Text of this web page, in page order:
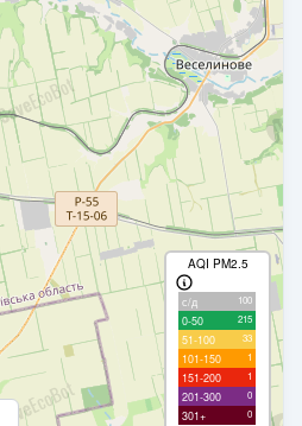
AQI PM2.5
с/д 100
0-50 215
51-100 33
101-150 1
151-200 1
201-300 0
301+ 0